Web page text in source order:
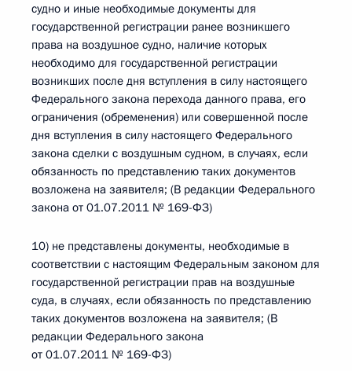
судно и иные необходимые документы для
государственной регистрации ранее возникшего
права на воздушное судно, наличие которых
необходимо для государственной регистрации
возникших после дня вступления в силу настоящего
Федерального закона перехода данного права, его
ограничения (обременения) или совершенной после
дня вступления в силу настоящего Федерального
закона сделки с воздушным судном, в случаях, если
обязанность по представлению таких документов
возложена на заявителя; (В редакции Федерального
закона от 01.07.2011 № 169-ФЗ)
10) не представлены документы, необходимые в
соответствии с настоящим Федеральным законом для
государственной регистрации прав на воздушные
суда, в случаях, если обязанность по представлению
таких документов возложена на заявителя; (В
редакции Федерального закона
от 01.07.2011 № 169-ФЗ)